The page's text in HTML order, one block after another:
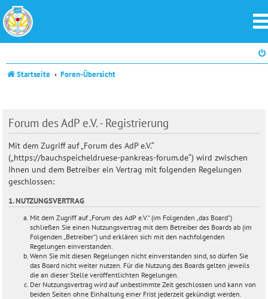
Startseite Foren-Übersicht
Forum des AdP e.V. - Registrierung
Mit dem Zugriff auf „Forum des AdP e.V.“
(„https://bauchspeicheldruese-pankreas-forum.de“) wird zwischen
Ihnen und dem Betreiber ein Vertrag mit folgenden Regelungen
geschlossen:
1. NUTZUNGSVERTRAG
Mit dem Zugriff auf „Forum des AdP e.V.“ (im Folgenden „das Board“)
schließen Sie einen Nutzungsvertrag mit dem Betreiber des Boards ab (im
Folgenden „Betreiber“) und erklären sich mit den nachfolgenden
Regelungen einverstanden.
Wenn Sie mit diesen Regelungen nicht einverstanden sind, so dürfen Sie
das Board nicht weiter nutzen. Für die Nutzung des Boards gelten jeweils
die an dieser Stelle veröffentlichten Regelungen.
Der Nutzungsvertrag wird auf unbestimmte Zeit geschlossen und kann von
beiden Seiten ohne Einhaltung einer Frist jederzeit gekündigt werden.